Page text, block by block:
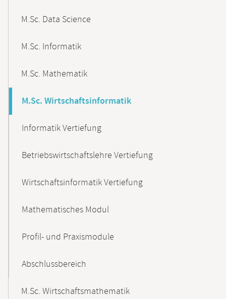
M.Sc. Data Science
M.Sc. Informatik
M.Sc. Mathematik
M.Sc. Wirtschaftsinformatik
Informatik Vertiefung
Betriebswirtschaftslehre Vertiefung
Wirtschaftsinformatik Vertiefung
Mathematisches Modul
Profil- und Praxismodule
Abschlussbereich
M.Sc. Wirtschaftsmathematik